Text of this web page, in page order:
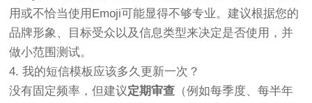
用或不恰当使用Emoji可能显得不够专业。建议根据您的
品牌形象、目标受众以及信息类型来决定是否使用，并
做小范围测试。
4. 我的短信模板应该多久更新一次？
没有固定频率，但建议定期审查 （例如每季度、每半年